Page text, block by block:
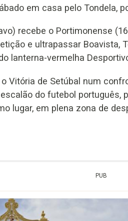
em casa pelo Tondela,
recebe o Portimonense
e ultrapassar Boavista,
lanterna-vermelha
Vitória de Setúbal num
do futebol
lugar, em plena zona de
PUB